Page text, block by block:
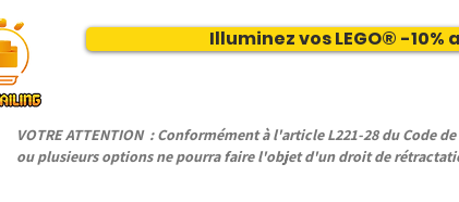
Illuminez vos LEGO® -10%
VOTRE ATTENTION : Conformément à l'article L221-28 du Code
ou plusieurs options ne pourra faire l'objet d'un droit de